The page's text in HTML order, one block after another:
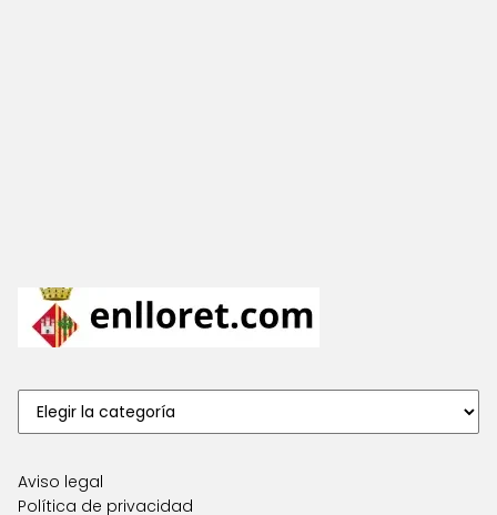
Aviso legal
Política de privacidad